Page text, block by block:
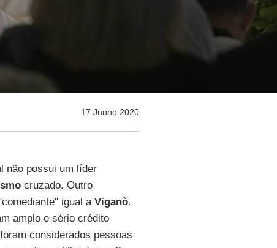
17 Junho 2020
não possui um líder
cruzado. Outro
igual a Viganò.
amplo e sério crédito
considerados pessoas